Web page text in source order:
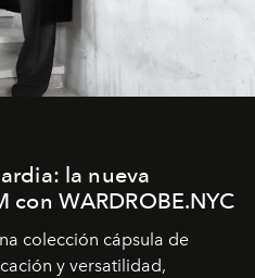
la nueva
WARDROBE.NYC
colección cápsula de
y versatilidad,